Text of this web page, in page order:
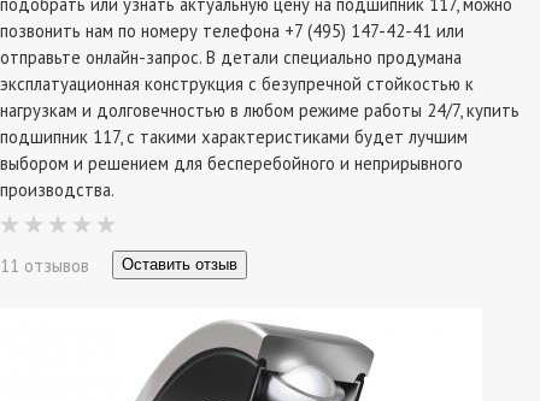
позвонить нам по номеру телефона +7 (495) 147-42-41 или
отправьте онлайн-запрос. В детали специально продумана
эксплатуационная конструкция с безупречной стойкостью к
нагрузкам и долговечностью в любом режиме работы 24/7, купить
подшипник 117, с такими характеристиками будет лучшим
выбором и решением для бесперебойного и неприрывного
производства.
11 отзывов Оставить отзыв